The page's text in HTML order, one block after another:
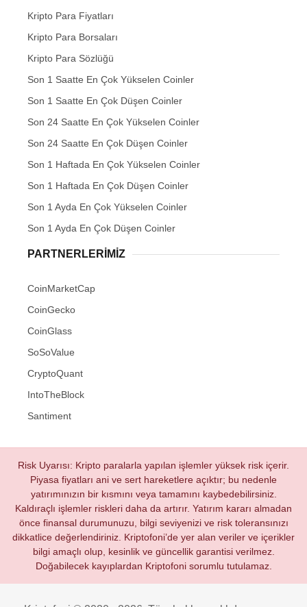
Kripto Para Fiyatları
Kripto Para Borsaları
Kripto Para Sözlüğü
Son 1 Saatte En Çok Yükselen Coinler
Son 1 Saatte En Çok Düşen Coinler
Son 24 Saatte En Çok Yükselen Coinler
Son 24 Saatte En Çok Düşen Coinler
Son 1 Haftada En Çok Yükselen Coinler
Son 1 Haftada En Çok Düşen Coinler
Son 1 Ayda En Çok Yükselen Coinler
Son 1 Ayda En Çok Düşen Coinler
PARTNERLERIMIZ
CoinMarketCap
CoinGecko
CoinGlass
SoSoValue
CryptoQuant
IntoTheBlock
Santiment
Risk Uyarısı: Kripto paralarla yapılan işlemler yüksek risk içerir.
Piyasa fiyatları ani ve sert hareketlere açıktır; bu nedenle
yatırımınızın bir kısmını veya tamamını kaybedebilirsiniz.
Kaldıraçlı işlemler riskleri daha da artırır. Yatırım kararı almadan
önce finansal durumunuzu, bilgi seviyenizi ve risk toleransınızı
dikkatlice değerlendiriniz. Kriptofoni’de yer alan veriler ve içerikler
bilgi amaçlı olup, kesinlik ve güncellik garantisi verilmez.
Doğabilecek kayıplardan Kriptofoni sorumlu tutulamaz.